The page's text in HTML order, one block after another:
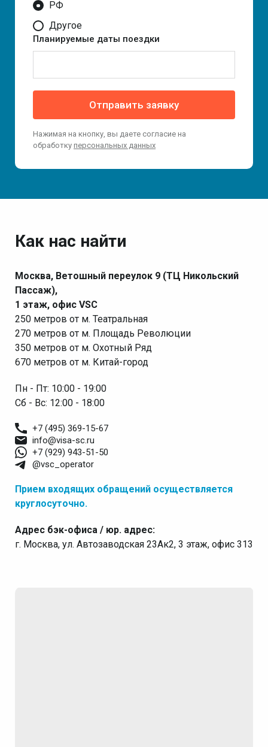
РФ
Другое
Планируемые даты поездки
Отправить заявку
Нажимая на кнопку, вы даете согласие на
обработку персональных данных
Как нас найти
Москва, Ветошный переулок 9 (ТЦ Никольский
Пассаж),
1 этаж, офис VSC
250 метров от м. Театральная
270 метров от м. Площадь Революции
350 метров от м. Охотный Ряд
670 метров от м. Китай-город
Пн - Пт: 10:00 - 19:00
Сб - Вс: 12:00 - 18:00
+7 (495) 369-15-67
info@visa-sc.ru
+7 (929) 943-51-50
@vsc_operator
Прием входящих обращений осуществляется
круглосуточно.
Адрес бэк-офиса / юр. адрес:
г. Москва, ул. Автозаводская 23Ак2, 3 этаж, офис 313